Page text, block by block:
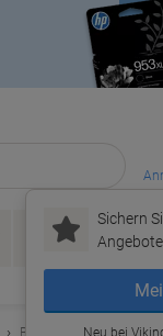
Sichern
Neu bei
Tinte &
Toner
Papier,
& Pakete
Briefumschläge &